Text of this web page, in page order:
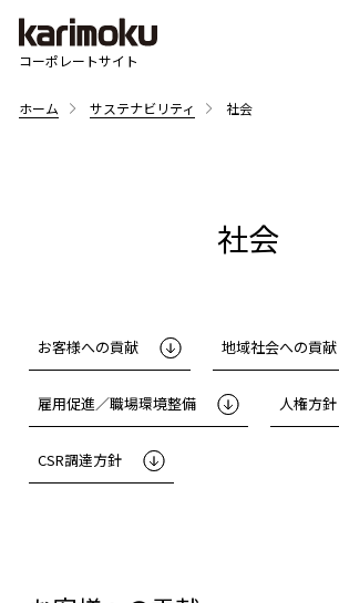
コーポレートサイト
ホーム サステナビリティ 社会
社会
お客様への貢献 地域社会への貢献
雇用促進／職場環境整備 人権方針
CSR調達方針